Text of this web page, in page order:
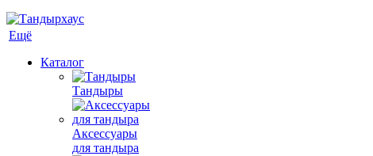
Ещё
Каталог
Тандыры
Аксессуары
для тандыра